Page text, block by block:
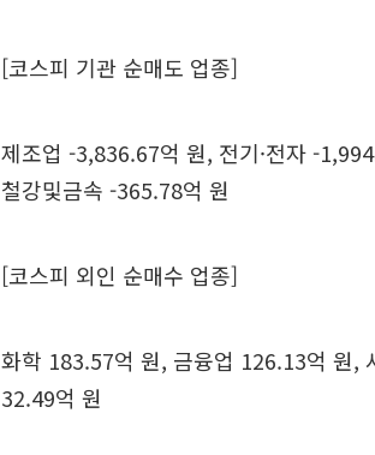
[코스피 기관 순매도 업종]
제조업 -3,836.67억 원, 전기·전자 -
철강및금속 -365.78억 원
[코스피 외인 순매수 업종]
화학 183.57억 원, 금융업 126.13억 원,
32.49억 원